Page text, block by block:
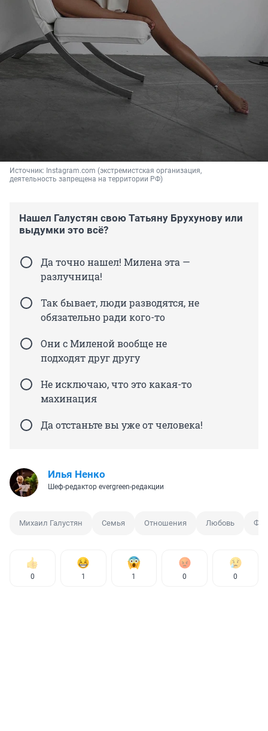
Источник: Instagram.com (экстремистская организация,
деятельность запрещена на территории РФ)
Нашел Галустян свою Татьяну Брухунову или
выдумки это всё?
Да точно нашел! Милена эта —
разлучница!
Так бывает, люди разводятся, не
обязательно ради кого-то
Они с Миленой вообще не
подходят друг другу
Не исключаю, что это какая-то
махинация
Да отстаньте вы уже от человека!
Илья Ненко
Шеф-редактор evergreen-редакции
Михаил Галустян Семья Отношения Любовь
0 1 1 0 0